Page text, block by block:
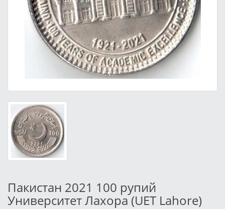
Пакистан 2021 100 рупий
Университет Лахора (UET Lahore)